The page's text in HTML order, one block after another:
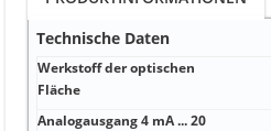
Technische Daten
Werkstoff der optischen
Fläche
Analogausgang 4 mA ... 20